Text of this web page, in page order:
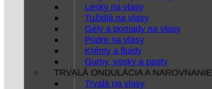
Lesky na vlasy
Tužidlá na vlasy
Gély a pomady na vlasy
Púdre na vlasy
Krémy a fluidy
Gumy, vosky a pasty
TRVALÁ ONDULÁCIA A NAROVNANIE
Trvalá na vlasy